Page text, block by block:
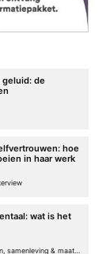
geluid: de
hoe
in haar werk
wat is het